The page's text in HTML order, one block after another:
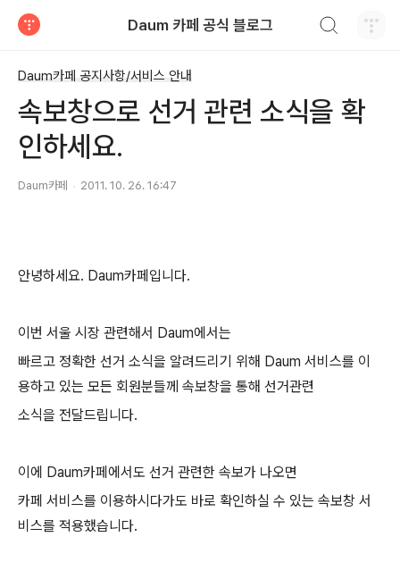
Daum 카페 공식 블로그
Daum카페 공지사항/서비스 안내
속보창으로 선거 관련 소식을 확
인하세요.
Daum카페 2011. 10. 26. 16:47
안녕하세요. Daum카페입니다.
이번 서울 시장 관련해서 Daum에서는
빠르고 정확한 선거 소식을 알려드리기 위해 Daum 서비스를 이
용하고 있는 모든 회원분들께 속보창을 통해 선거관련
소식을 전달드립니다.
이에 Daum카페에서도 선거 관련한 속보가 나오면
카페 서비스를 이용하시다가도 바로 확인하실 수 있는 속보창 서
비스를 적용했습니다.